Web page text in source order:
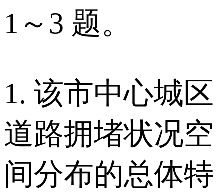
1～3 题。
1. 该市中心城区
道路拥堵状况空
间分布的总体特